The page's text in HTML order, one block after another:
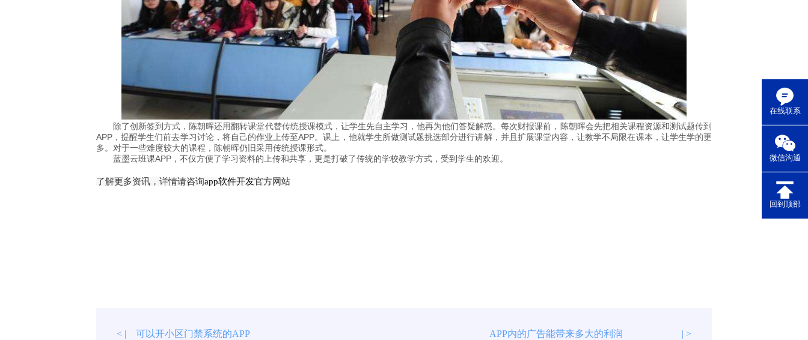
在线联系
微信沟通
回到顶部
除了创新签到方式，陈朝晖还用翻转课堂代替传统授课模式，让学生先自主学习，他再为他们答疑解惑。每次财报课前，陈朝晖会先把相关课程资源和测试题传到
APP，提醒学生们前去学习讨论，将自己的作业上传至APP。课上，他就学生所做测试题挑选部分进行讲解，并且扩展课堂内容，让教学不局限在课本，让学生学的更
多。对于一些难度较大的课程，陈朝晖仍旧采用传统授课形式。
蓝墨云班课APP，不仅方便了学习资料的上传和共享，更是打破了传统的学校教学方式，受到学生的欢迎。
了解更多资讯，详情请咨询app软件开发官方网站
< | 可以开小区门禁系统的APP APP内的广告能带来多大的利润 | >